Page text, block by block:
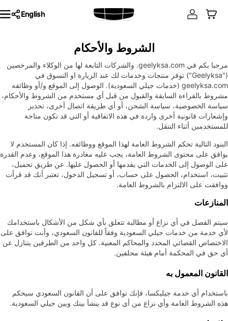
English
الشروط والأحكام
مرحبا بكم في geelyksa.com. والشركات التابعة لها من الوكلاء والمرخصين
("Geelyksa") توفر منتجات وخدمات لك عند الزيارة او التسوق في
geelyksa.com (خدمات جيلي السعودية). الوصول إلى الموقع و/أو وظائفه
مشروط بالقراءة السابقة والقبول من قبل أي مستخدم من الشروط والأحكام،
سياسة الخصوصية، سياسة الشحن، أو أي طريقة اتصال أخرى، تحذير
وإشعارات قانونية أخرى واردة في هذه الاتفاقية أو التي قد تكون متاحة
للمستخدمين أثناء التنقل.
البنود التالية تحكم الشروط العامة لهذا الموقع ووظائفه. إذا كان المستخدم لا
يوافق على محتوى الشروط العامة، يجب عليه مغادرة هذا الموقع، وعدم القدرة
على الوصول إلى الخدمات التي يقدمها أو الحصول عليها. عن طريق تحميل،
تثبيت، استخدام، الحصول على حساب، أو تسجيل الدخول، تعتبر أنك قد قرأت
ووافقت على الالتزام بالشروط العامة.
المنازعات
سيتم الفصل في أي نزاع أو مطالبة تتعلق بأي شكل من الأشكال باستخدامك
لأي خدمة من خدمات جيلي السعودية وفقاً للقانون السعودي، وأنت توافق على
الاختصاص القضائي المحدد والمحاكم المعنية. كل واحد من الطرفين يتنازل عن
أي حق في المحكمة أمام هيئة محلفين.
القانون المعمول به
باستخدام أي خدمة جيليكسا، فإنك توافق على أن القانون السعودي سيحكم
هذه الشروط العامة وأي نزاع من أي نوع قد ينشأ بينك وبين جيلي السعودية.